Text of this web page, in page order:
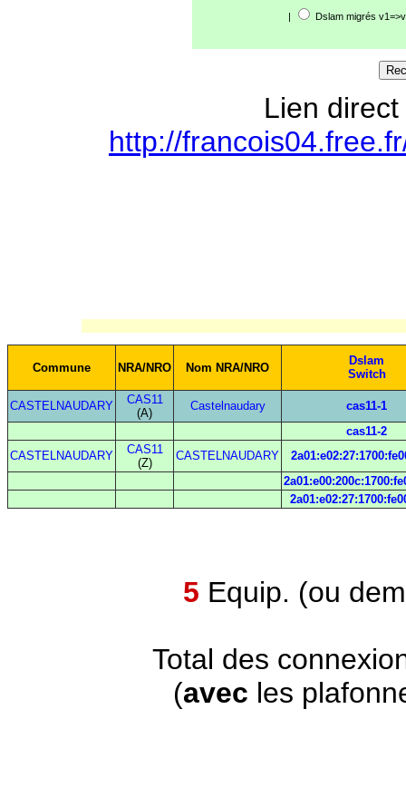
| Dslam migrés
Lien
http://
Commune NRA/NRO Nom NRA/NRO
Dslam
Switch
CASTELNAUDARY
CAS11
(A)
Castelnaudary
cas11-1
cas11-2
CASTELNAUDARY
CAS11
(Z)
CASTELNAUDARY
5 Equip. (ou
Total des
(avec les